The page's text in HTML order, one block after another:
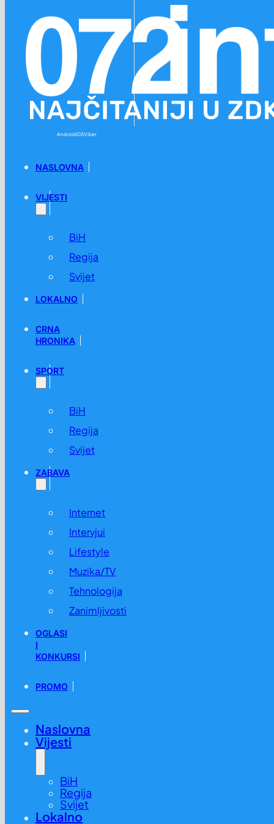
AndroidiOSViber
NASLOVNA
VIJESTI
BiH
Regija
Svijet
LOKALNO
CRNA
HRONIKA
SPORT
BiH
Regija
Svijet
ZABAVA
Internet
Intervjui
Lifestyle
Muzika/TV
Tehnologija
Zanimljivosti
OGLASI
I
KONKURSI
PROMO
Naslovna
Vijesti
BiH
Regija
Svijet
Lokalno